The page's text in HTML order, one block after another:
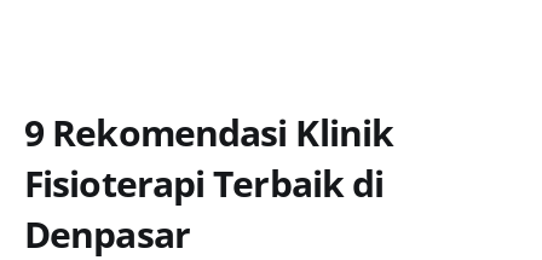
9 Rekomendasi Klinik
Fisioterapi Terbaik di
Denpasar